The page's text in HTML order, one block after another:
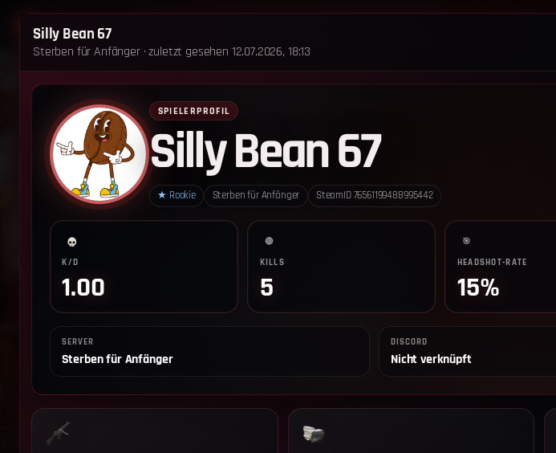
STERBEN FÜR ANFÄNGER
‹ Zurück zum Leaderboard
Silly Bean 67
Sterben für Anfänger · zuletzt gesehen 12.07.2026, 18:13
SPIELERPROFIL
Silly Bean 67
★ Rookie Sterben für Anfänger SteamID76561199488995442
K/D
1.00
🔴
KILLS
5
🎯
HEADSHOT-RATE
15%
SERVER
Sterben für Anfänger
DISCORD
Nicht verknüpft
ImpressumDatenschutz
Cookie-Einstellungen
Sterben für Anfänger - Alle Rechte vorbehalten.